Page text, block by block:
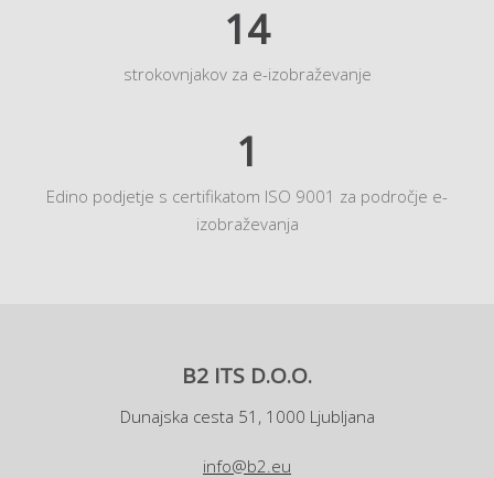
14
strokovnjakov za e-izobraževanje
1
Edino podjetje s certifikatom ISO 9001 za področje e-
izobraževanja
B2 ITS D.O.O.
Dunajska cesta 51, 1000 Ljubljana
info@b2.eu